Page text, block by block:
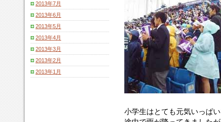
小学生はとても元気いっぱ
2013年7月
2013年6月
2013年5月
2013年4月
2013年3月
2013年2月
2013年1月